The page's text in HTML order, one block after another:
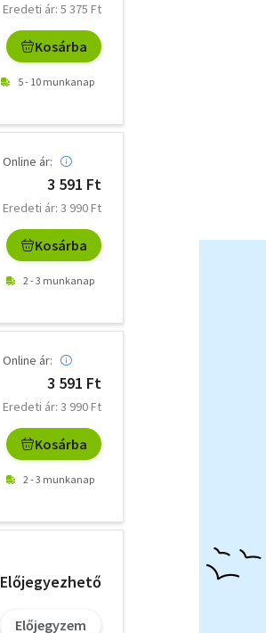
Eredeti ár: 5 375 Ft
Kosárba
5 - 10 munkanap
Online ár:
3 591 Ft
Eredeti ár: 3 990 Ft
Kosárba
2 - 3 munkanap
Online ár:
3 591 Ft
Eredeti ár: 3 990 Ft
Kosárba
2 - 3 munkanap
Előjegyezhető
Előjegyzem